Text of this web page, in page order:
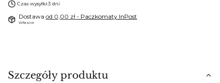
Czas wysyłki:3 dni
Dostawa od 0,00 zł - Paczkomaty InPost
Własne
Szczegóły produktu